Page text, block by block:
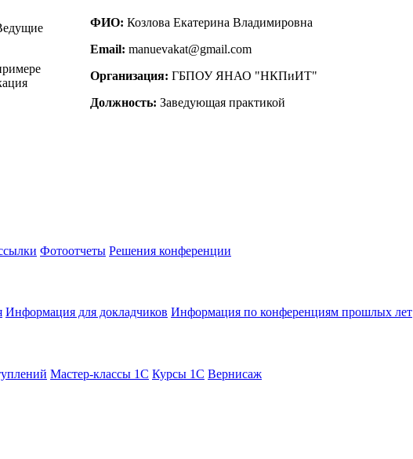
ФИО: Козлова Екатерина Владимировна
Email: manuevakat@gmail.com
Организация: ГБПОУ ЯНАО "НКПиИТ"
Должность: Заведующая практикой
Фотоотчеты Решения конференции
Информация для докладчиков Информация по конференциям прошлых лет
Мастер-классы 1С Курсы 1С Вернисаж